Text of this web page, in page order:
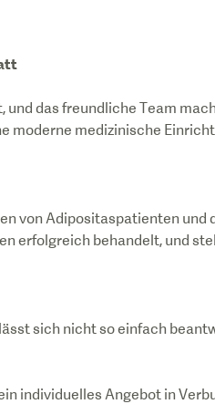
das freundliche Team
moderne medizinische
von Adipositaspatienten
sich nicht so einfach
individuelles Angebot in